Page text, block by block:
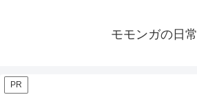
モモンガの日常
PR